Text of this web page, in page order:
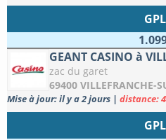
GEANT CASINO à
zac du garet
69400 VILLEFRANCHE-
Mise à jour: il y a 2 jours | distance: